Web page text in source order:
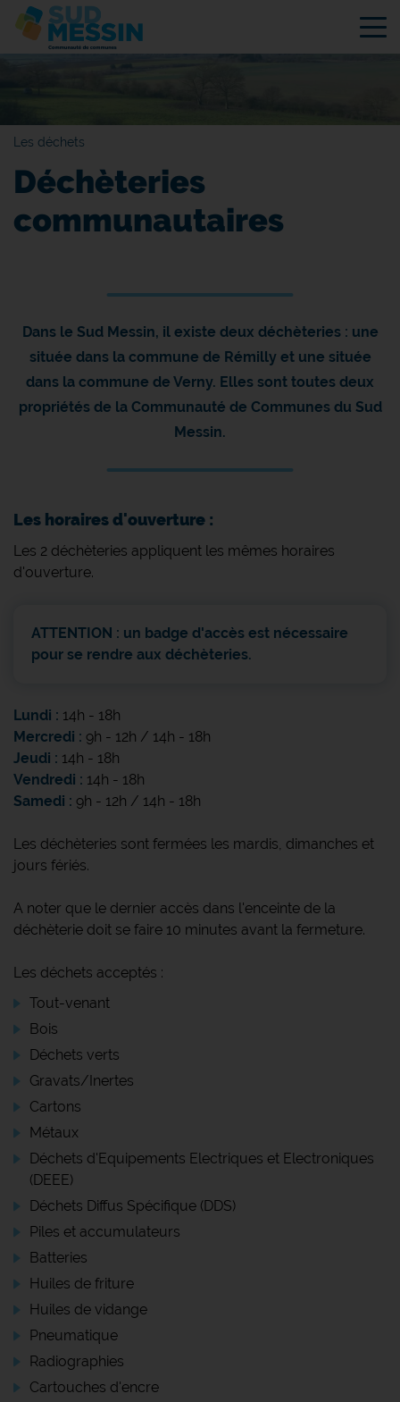
Les déchets
Déchèteries
communautaires
Dans le Sud Messin, il existe deux déchèteries : une
située dans la commune de Rémilly et une située
dans la commune de Verny. Elles sont toutes deux
propriétés de la Communauté de Communes du Sud
Messin.
Les horaires d'ouverture :
Les 2 déchèteries appliquent les mêmes horaires
d'ouverture.
ATTENTION : un badge d'accès est nécessaire
pour se rendre aux déchèteries.
Lundi : 14h - 18h
Mercredi : 9h - 12h / 14h - 18h
Jeudi : 14h - 18h
Vendredi : 14h - 18h
Samedi : 9h - 12h / 14h - 18h
Les déchèteries sont fermées les mardis, dimanches et
jours fériés.
A noter que le dernier accès dans l'enceinte de la
déchèterie doit se faire 10 minutes avant la fermeture.
Les déchets acceptés :
Tout-venant
Bois
Déchets verts
Gravats/Inertes
Cartons
Métaux
Déchets d'Equipements Electriques et Electroniques
(DEEE)
Déchets Diffus Spécifique (DDS)
Piles et accumulateurs
Batteries
Huiles de friture
Huiles de vidange
Pneumatique
Radiographies
Cartouches d'encre